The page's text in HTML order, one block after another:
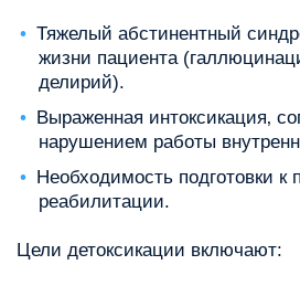
Тяжелый абстинентный
жизни пациента
делирий).
Выраженная интоксикация‚
нарушением работы
Необходимость подготовки
реабилитации.
Цели детоксикации включают: